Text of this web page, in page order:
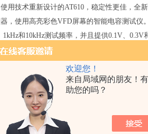
欢迎您！
来自局域网的朋友！
助您的吗？
用技术重新设计的AT610，稳定性更佳，全
，使用高亮彩色VFD屏幕的智能电容测试仪
1kHz和10kHz测试频率，并且提供0.1V、
容SCPI编程语言，很容易与计算机通讯，完成
RS232C接口完成复杂的自动控制系统。